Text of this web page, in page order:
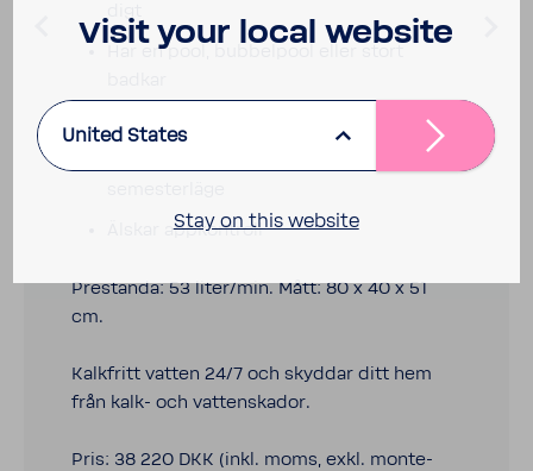
Har en pool, bubbel­pool eller stort
Älskar appkon­troll
Prestanda: 53 liter/min. Mått: 80 x 40 x 51
cm.
Kalk­fritt vatten 24/7 och skyddar ditt hem
från kalk- och vatten­skador.
Pris: 38 220 DKK (inkl. moms, exkl. monte­
Visit your local website
United States
Stay on this website